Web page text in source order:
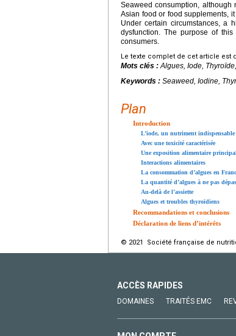
Seaweed consumption, although
Asian food or food supplements,
Under certain circumstances, a
dysfunction. The purpose of
consumers.
Le texte complet de cet article est
Mots clés :Algues, Iode,
Keywords : Seaweed, Iodine,
Plan
Introduction
L’iode, un nutriment indispensable
Avec une toxicité caractérisée
Une exposition alimentaire
Interactions alimentaires
La consommation d’algues en
La quantité d’algues à ne pas
Au-delà de l’assiette
Algues et troubles thyroïdiens
Recommandations et conclusions
Déclaration de liens d’intérêts
© 2021 Société française de
ACCÈS RAPIDES
DOMAINES TRAITÉS EMC